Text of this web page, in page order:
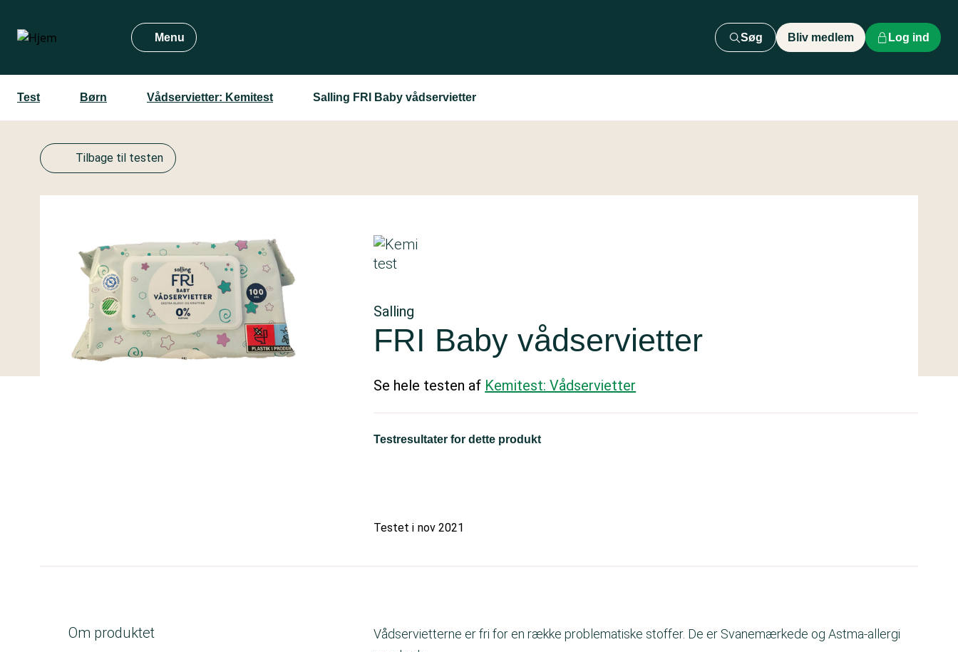
hovedindhold
Menu Søg Bliv medlem Log ind
Test Børn Vådservietter: Kemitest Salling FRI Baby vådservietter
Tilbage til testen
Salling
FRI Baby vådservietter
Se hele testen af Kemitest: Vådservietter
Testresultater for dette produkt
Testet i nov 2021
Om produktet
Vådservietterne er fri for en række problematiske stoffer. De er Svanemærkede og Astma-allergi